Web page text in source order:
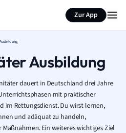
Zur App
Ausbildung
dauert in Deutschland drei Jahre
mit praktischer
im Rettungsdienst. Du wirst lernen,
und adäquat zu handeln,
Ein weiteres wichtiges Ziel